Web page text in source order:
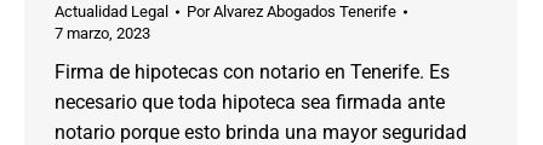
Actualidad Legal PorAlvarez Abogados Tenerife
7 marzo, 2023
Firma de hipotecas con notario en Tenerife. Es
necesario que toda hipoteca sea firmada ante
notario porque esto brinda una mayor seguridad